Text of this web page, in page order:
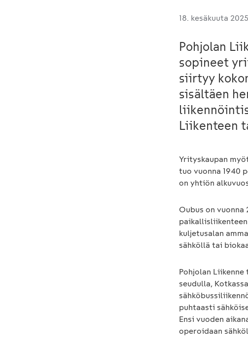
18. kesäkuuta 2025
Pohjolan
sopineet
siirtyy
sisältäen
Liikenteen
Yrityskaupan
tuo vuonna 1940
on yhtiön
Oubus on
kuljetusalan
sähköllä tai
Pohjolan
seudulla,
puhtaasti
Ensi vuoden
operoidaan